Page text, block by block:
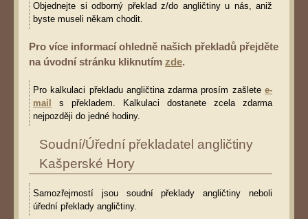
Objednejte si odborný překlad z/do angličtiny u nás, aniž
byste museli někam chodit.
Pro více informací ohledně našich překladů přejděte
na úvodní stránku kliknutím zde.
Pro kalkulaci překladu angličtina zdarma prosím zašlete e-
mail
s překladem. Kalkulaci dostanete zcela zdarma
nejpozději do jedné hodiny.
Soudní/Úřední překladatel angličtiny
Kašperské Hory
Samozřejmostí jsou soudní překlady angličtiny neboli
úřední překlady angličtiny.